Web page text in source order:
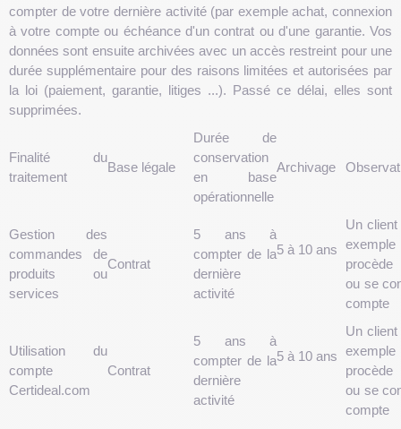
compter de votre dernière activité (par exemple achat, connexion
à votre compte ou échéance d'un contrat ou d'une garantie. Vos
données sont ensuite archivées avec un accès restreint pour une
durée supplémentaire pour des raisons limitées et autorisées par
la loi (paiement, garantie, litiges ...). Passé ce délai, elles sont
supprimées.
Finalité du
traitement
Base légale
Durée de
conservation
en base
opérationnelle
Archivage
Gestion des
commandes de
produits ou
services
Contrat
5 ans à
compter de la
dernière
activité
5 à 10 ans
Un
ou se
compte
Utilisation du
compte
Certideal.com
Contrat
5 ans à
compter de la
dernière
activité
5 à 10 ans
Un
ou se
compte